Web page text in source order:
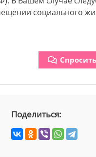
социального
Поделиться: